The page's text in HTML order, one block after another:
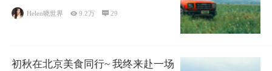
不例外。本来双双辞职是为
Helen晓世界 9.2万 29
初秋在北京美食同行~ 我终来赴一场